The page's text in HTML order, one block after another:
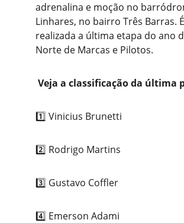
adrenalina e moção no
Linhares, no bairro Três Barras.
realizada a última etapa do ano
Norte de Marcas e Pilotos.
Veja a classificação da última
1️⃣ Vinicius Brunetti
2️⃣ Rodrigo Martins
3️⃣ Gustavo Coffler
4️⃣ Emerson Adami